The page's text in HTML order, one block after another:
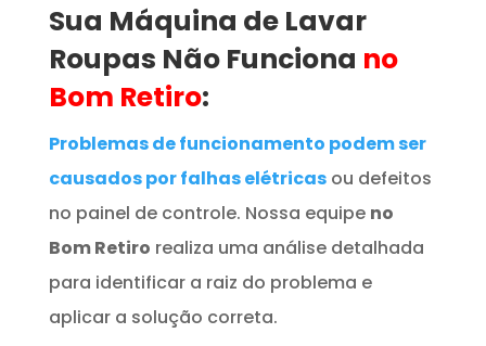
Sua Máquina de Lavar
Roupas Não Funciona no
Bom Retiro:
Problemas de funcionamento podem ser
causados por falhas elétricasou defeitos
no painel de controle. Nossa equipe no
Bom Retiro realiza uma análise detalhada
para identificar a raiz do problema e
aplicar a solução correta.